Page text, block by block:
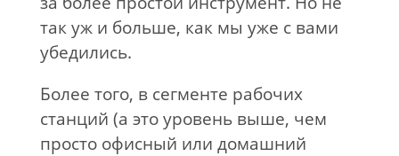
так уж и больше, как мы уже с вами
убедились.
Более того, в сегменте рабочих
станций (а это уровень выше, чем
просто офисный или домашний